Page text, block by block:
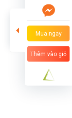
Mua ngay
Thêm vào giỏ